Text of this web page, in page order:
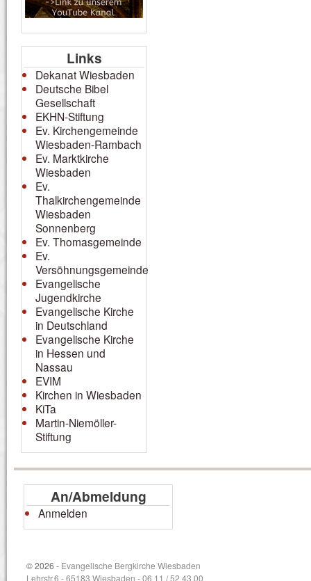
Links
Dekanat Wiesbaden
Deutsche Bibel
Gesellschaft
EKHN-Stiftung
Ev. Kirchengemeinde
Wiesbaden-Rambach
Ev. Marktkirche
Wiesbaden
Ev.
Thalkirchengemeinde
Wiesbaden
Sonnenberg
Ev. Thomasgemeinde
Ev.
Versöhnungsgemeinde
Evangelische
Jugendkirche
Evangelische Kirche
in Deutschland
Evangelische Kirche
in Hessen und
Nassau
EVIM
Kirchen in Wiesbaden
KiTa
Martin-Niemöller-
Stiftung
An/Abmeldung
Anmelden
© 2026 - Evangelische Bergkirche Wiesbaden
Lehrstr.6 - 65183 Wiesbaden - 06 11 / 52 43 00